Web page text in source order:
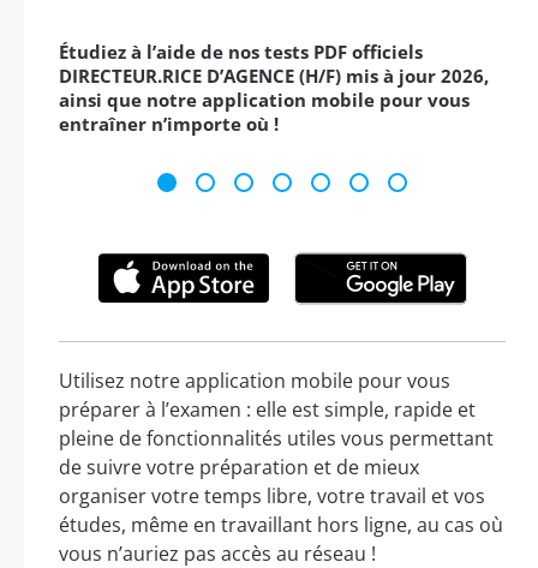
Étudiez à l’aide de nos tests PDF officiels
DIRECTEUR.RICE D’AGENCE (H/F) mis à jour 2026,
ainsi que notre application mobile pour vous
entraîner n’importe où !
Utilisez notre application mobile pour vous
préparer à l’examen : elle est simple, rapide et
pleine de fonctionnalités utiles vous permettant
de suivre votre préparation et de mieux
organiser votre temps libre, votre travail et vos
études, même en travaillant hors ligne, au cas où
vous n’auriez pas accès au réseau !